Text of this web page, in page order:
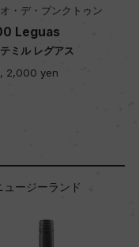
オ・デ・プンクトゥン
Leguas
ミル レグアス
2,000 yen
ュージーランド